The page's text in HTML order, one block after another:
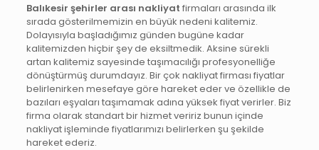
Balıkesir şehirler arası nakliyat firmaları arasında ilk
sırada gösterilmemizin en büyük nedeni kalitemiz.
Dolayısıyla başladığımız günden bugüne kadar
kalitemizden hiçbir şey de eksiltmedik. Aksine sürekli
artan kalitemiz sayesinde taşımacılığı profesyonelliğe
dönüştürmüş durumdayız. Bir çok nakliyat firması fiyatlar
belirlenirken mesefaye göre hareket eder ve özellikle de
bazıları eşyaları taşımamak adına yüksek fiyat verirler. Biz
firma olarak standart bir hizmet veririz bunun içinde
nakliyat işleminde fiyatlarımızı belirlerken şu şekilde
hareket ederiz.